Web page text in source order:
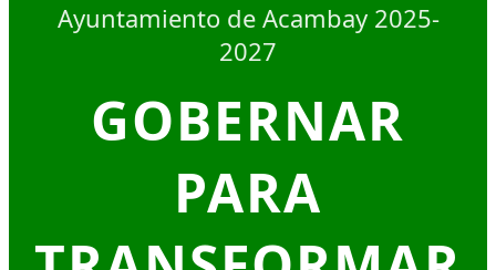
Ayuntamiento de Acambay 2025-
2027
GOBERNAR
PARA